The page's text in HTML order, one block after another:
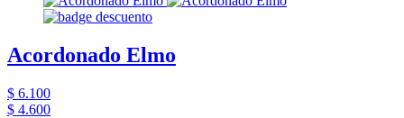
Acordonado Elmo
$ 6.100
$ 4.600